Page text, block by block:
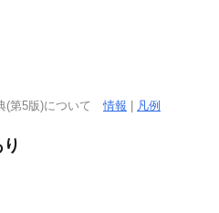
(第5版)について情報 凡例